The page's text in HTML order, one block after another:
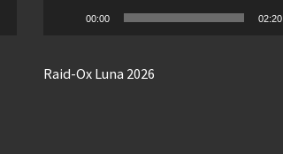
00:00 02:20
Raid-Ox Luna 2026